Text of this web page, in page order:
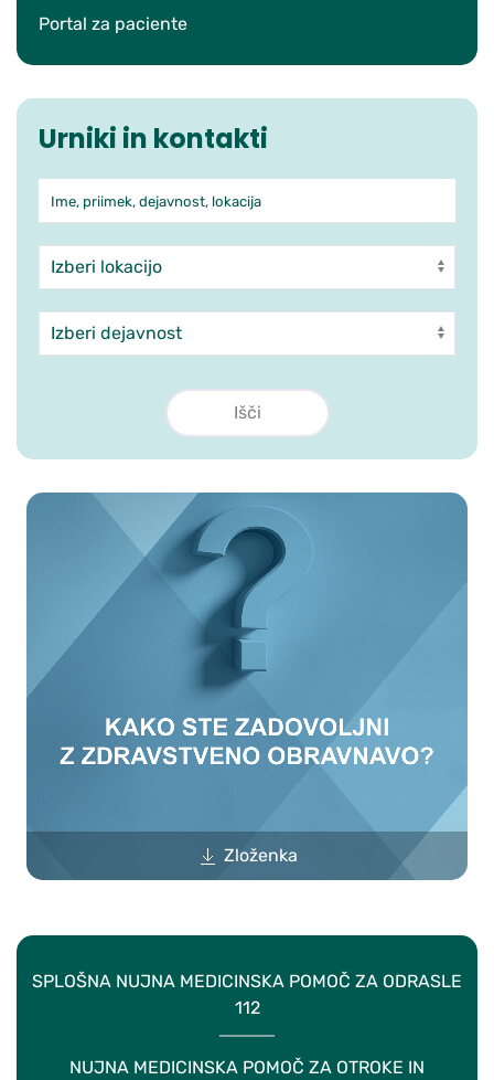
Portal za paciente
Urniki in kontakti
Iskanje po ambulantah in
Ime, priimek, dejavnost, lokacija
Enota
Dejavnost
Zloženka
SPLOŠNA NUJNA MEDICINSKA POMOČ ZA ODRASLE
112
NUJNA MEDICINSKA POMOČ ZA OTROKE IN